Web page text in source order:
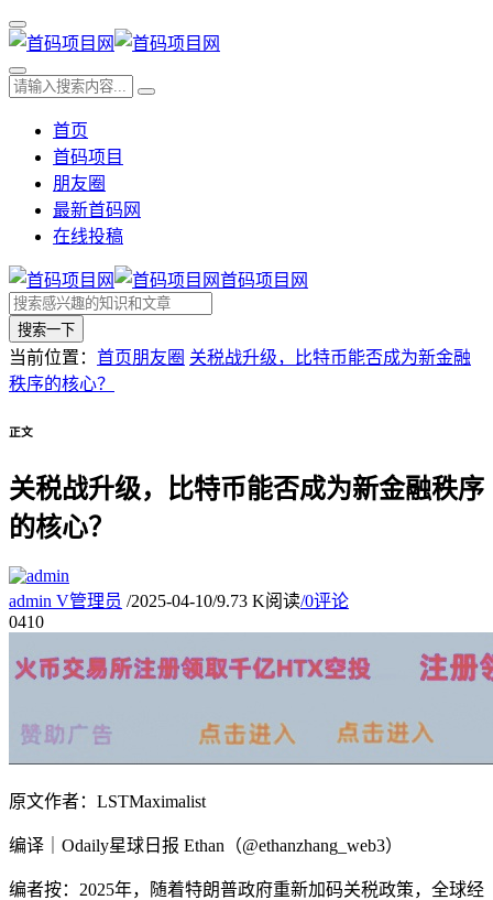
首页
首码项目
朋友圈
最新首码网
在线投稿
首码项目网
搜索一下
当前位置： 首页朋友圈 关税战升级，比特币能否成为新金融
秩序的核心？
正文
关税战升级，比特币能否成为新金融秩序
的核心？
admin V管理员 /2025-04-10/9.73 K阅读/0评论
0410
原文作者： LSTMaximalist
编译｜Odaily星球日报 Ethan（@ethanzhang_web3）
编者按：2025年，随着特朗普政府重新加码关税政策，全球经